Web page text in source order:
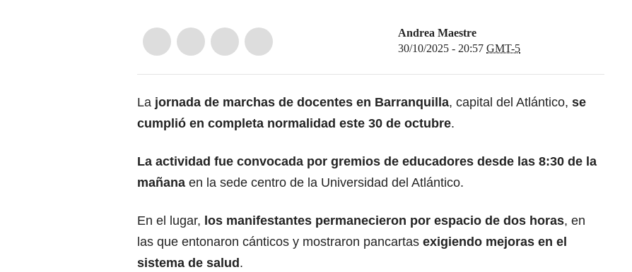
Andrea Maestre
30/10/2025 - 20:57 GMT-5
La jornada de marchas de docentes en Barranquilla, capital del Atlántico, se
cumplió en completa normalidad este 30 de octubre.
La actividad fue convocada por gremios de educadores desde las 8:30 de la
mañana en la sede centro de la Universidad del Atlántico.
En el lugar, los manifestantes permanecieron por espacio de dos horas, en
las que entonaron cánticos y mostraron pancartas exigiendo mejoras en el
sistema de salud.